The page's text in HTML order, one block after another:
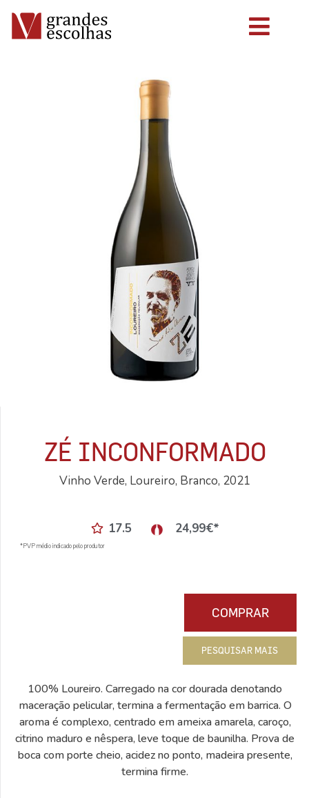
ZÉ INCONFORMADO
Vinho Verde, Loureiro, Branco, 2021
17.5 24,99€*
*PVP médio indicado pelo produtor
COMPRAR
PESQUISAR MAIS
100% Loureiro. Carregado na cor dourada denotando
maceração pelicular, termina a fermentação em barrica. O
aroma é complexo, centrado em ameixa amarela, caroço,
citrino maduro e nêspera, leve toque de baunilha. Prova de
boca com porte cheio, acidez no ponto, madeira presente,
termina firme.